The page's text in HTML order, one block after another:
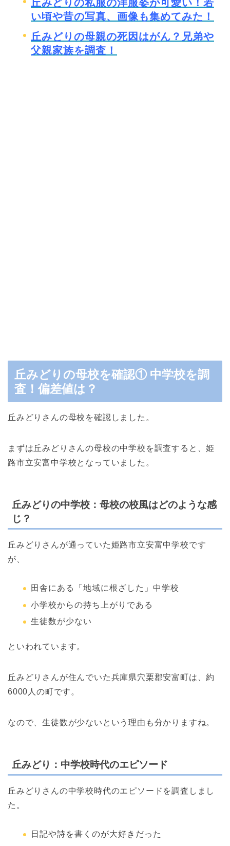
丘みどりの私服の洋服姿が可愛い！若
い頃や昔の写真、画像も集めてみた！
丘みどりの母親の死因はがん？兄弟や
父親家族を調査！
丘みどりの母校を確認① 中学校を調
査！偏差値は？
丘みどりさんの母校を確認しました。
まずは丘みどりさんの母校の中学校を調査すると、姫
路市立安富中学校となっていました。
丘みどりの中学校：母校の校風はどのような感
じ？
丘みどりさんが通っていた姫路市立安富中学校です
が、
田舎にある「地域に根ざした」中学校
小学校からの持ち上がりである
生徒数が少ない
といわれています。
丘みどりさんが住んでいた兵庫県穴栗郡安富町は、約
6000人の町です。
なので、生徒数が少ないという理由も分かりますね。
丘みどり：中学校時代のエピソード
丘みどりさんの中学校時代のエピソードを調査しまし
た。
日記や詩を書くのが大好きだった